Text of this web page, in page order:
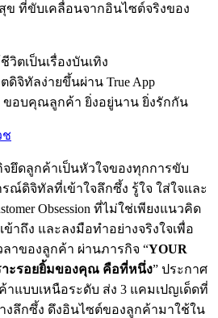
ข ที่ขับเคลื่อนจากอินไซต์จริงของ
ตเป็นเรื่องบันเทิง
จิทัลง่ายขึ้นผ่าน True App
อบคุณลูกค้า ยิ่งอยู่นาน ยิ่งรักกัน
ยึดลูกค้าเป็นหัวใจของทุกการขับ
ณ์ดิจิทัลที่เข้าใจลึกซึ้ง รู้ใจ ใส่ใจและ
Obsession ที่ไม่ใช่เพียงแนวคิด
ข้าถึง และลงมือทำอย่างจริงใจเพื่อ
าของลูกค้า ผ่านภารกิจ “YOUR
าะรอยยิ้มของคุณ คือที่หนึ่ง” ประกาศ
แบบเหนือระดับ ส่ง 3 แคมเปญเด็ดที่
งลึกซึ้ง ดึงอินไซต์ของลูกค้ามาใช้ใน